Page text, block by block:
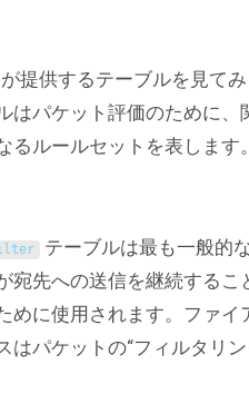
提供するテーブルを見て
はパケット評価のために、
るルールセットを表します
テーブルは最も一般的
宛先への送信を継続するこ
めに使用されます。ファイ
はパケットの“フィルタリ